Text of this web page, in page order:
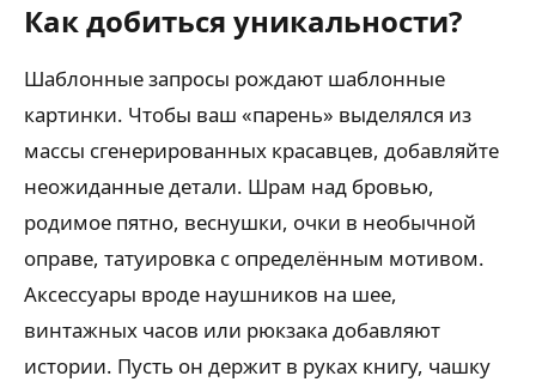
Как добиться уникальности?
Шаблонные запросы рождают шаблонные
картинки. Чтобы ваш «парень» выделялся из
массы сгенерированных красавцев, добавляйте
неожиданные детали. Шрам над бровью,
родимое пятно, веснушки, очки в необычной
оправе, татуировка с определённым мотивом.
Аксессуары вроде наушников на шее,
винтажных часов или рюкзака добавляют
истории. Пусть он держит в руках книгу, чашку